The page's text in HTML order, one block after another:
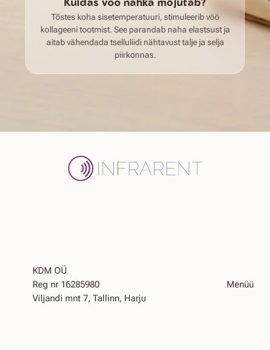
Tõstes koha sisetemperatuuri, stimuleerib vöö
kollageeni tootmist. See parandab naha elastsust ja
aitab vähendada tselluliidi nähtavust talje ja selja
piirkonnas.
KDM OÜ
Reg nr 16285980
Viljandi mnt 7, Tallinn, Harju
Menüü